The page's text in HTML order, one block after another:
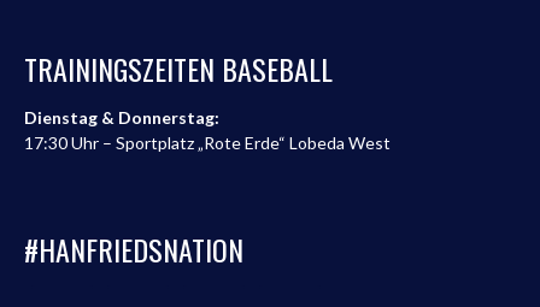
TRAININGSZEITEN BASEBALL
Dienstag & Donnerstag:
17:30 Uhr – Sportplatz „Rote Erde“ Lobeda West
#HANFRIEDSNATION